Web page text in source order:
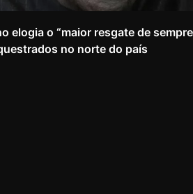
elogia o “maior resgate de
no norte do país